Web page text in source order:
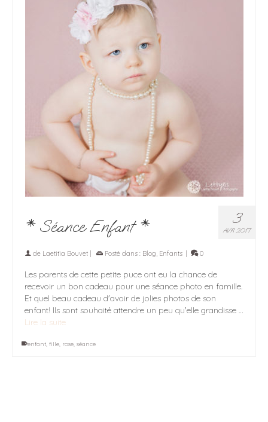
3
AVR 2017
* Séance Enfant *
de Laetitia Bouvet Posté dans : Blog, Enfants 0
Les parents de cette petite puce ont eu la chance de
recevoir un bon cadeau pour une séance photo en famille.
Et quel beau cadeau d'avoir de jolies photos de son
enfant! Ils sont souhaité attendre un peu qu'elle grandisse …
Lire la suite
enfant, fille, rose, séance